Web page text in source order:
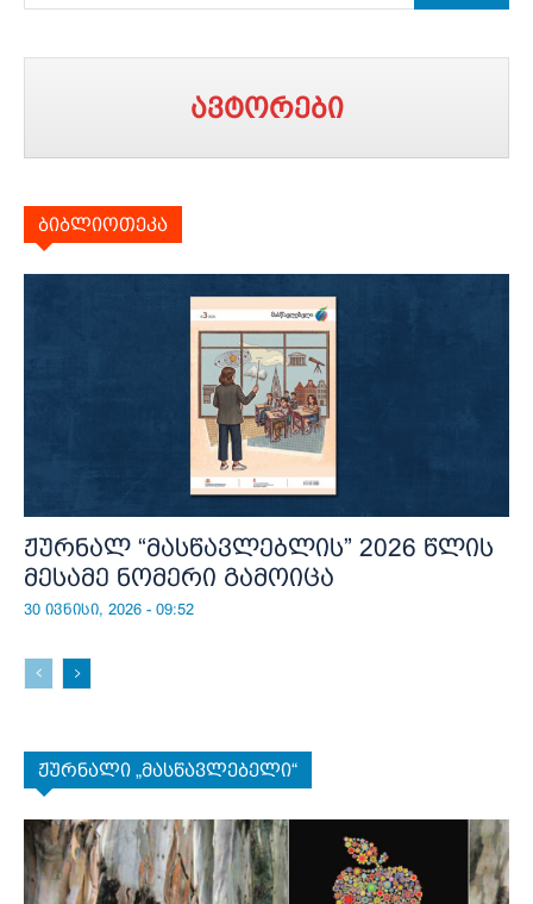
ავტორები
ბიბლიოთეკა
ჟურნალ “მასწავლებლის” 2026 წლის
მესამე ნომერი გამოიცა
30 ივნისი, 2026 - 09:52
ჟურნალი „მასწავლებელი“